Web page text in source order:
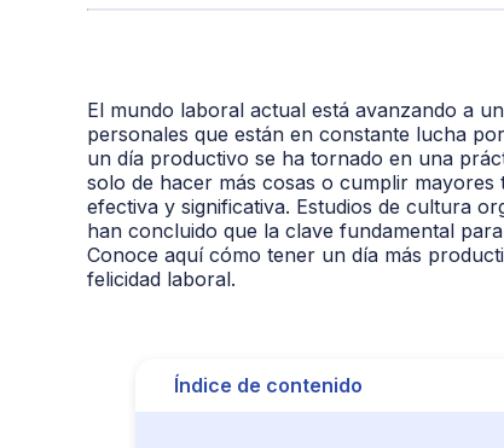
El mundo laboral actual está avanzando a
personales que están en constante lucha
un día productivo se ha tornado en una
solo de hacer más cosas o cumplir mayores
efectiva y significativa. Estudios de cultura
han concluido que la clave fundamental
Conoce aquí cómo tener un día más
felicidad laboral.
Índice de contenido